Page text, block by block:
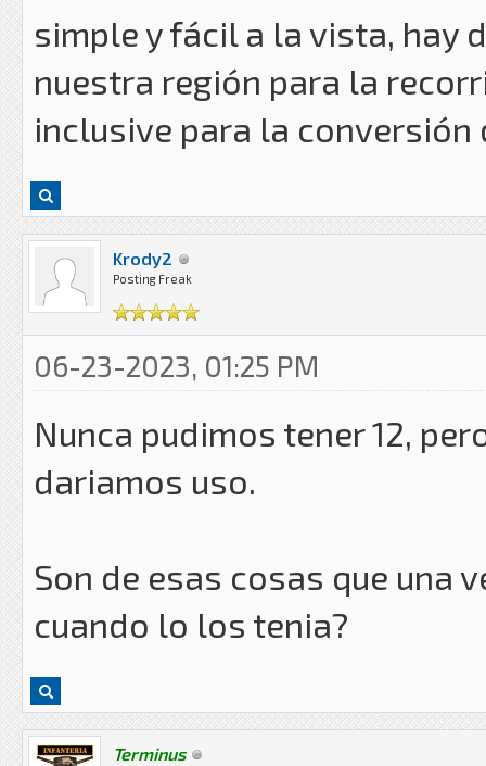
simple y fácil a la vista, hay
nuestra región para la
inclusive para la conversión
Krody2
Posting Freak
06-23-2023, 01:25 PM
Nunca pudimos tener 12,
dariamos uso.
Son de esas cosas que una
cuando lo los tenia?
Terminus